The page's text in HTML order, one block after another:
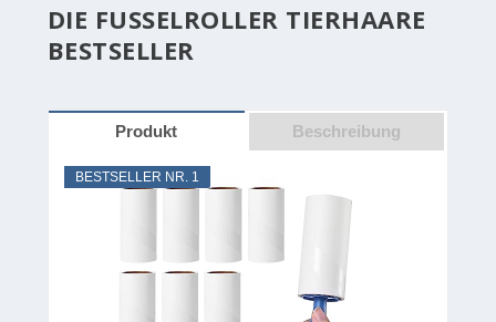
DIE FUSSELROLLER TIERHAARE
BESTSELLER
Produkt Beschreibung
BESTSELLER NR. 1